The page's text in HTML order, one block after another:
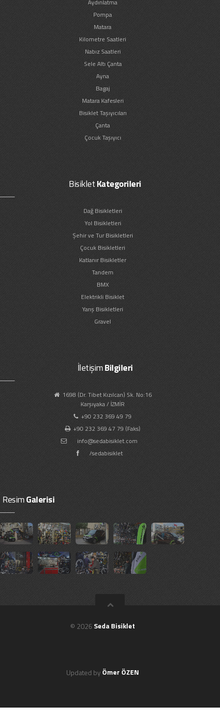
Aydınlatma
Pompa
Matara
Kilometre Saatleri
Nabız Saatleri
Sele Altı Çanta
Ayna
Bagaj
Matara Kafesleri
Bisiklet Taşıyıcıları
Çanta
Çocuk Taşıyıcı
BisikletKategorileri
Dağ Bisikletleri
Yol Bisikletleri
Şehir ve Tur Bisikletleri
Çocuk Bisikletleri
Katlanır Bisikletler
Tandem
BMX
Elektrikli Bisiklet
Yarış Bisikletleri
Gravel
İletişimBilgileri
1698 (Dr. Tibet Kızılcan) Sk. No:16
Karşıyaka / İZMİR
+90 232 369 49 79
+90 232 369 47 79 (Faks)
info@sedabisiklet.com
/sedabisiklet
ResimGalerisi
© 2026 Seda Bisiklet
Updated by Ömer ÖZEN